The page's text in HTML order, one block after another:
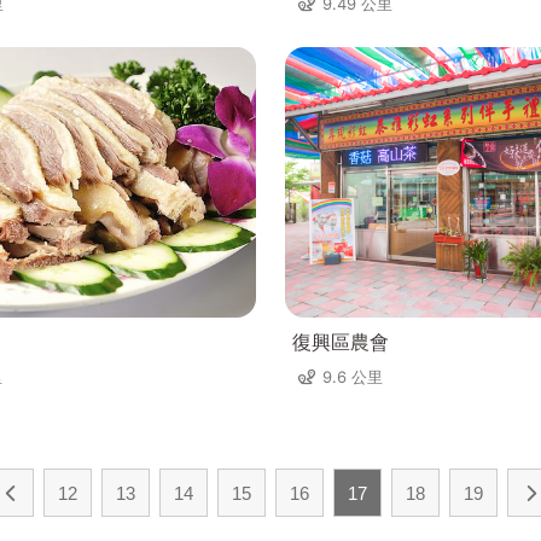
復興區農會
9.6 公里
12 13 14 15 16 17 18 19